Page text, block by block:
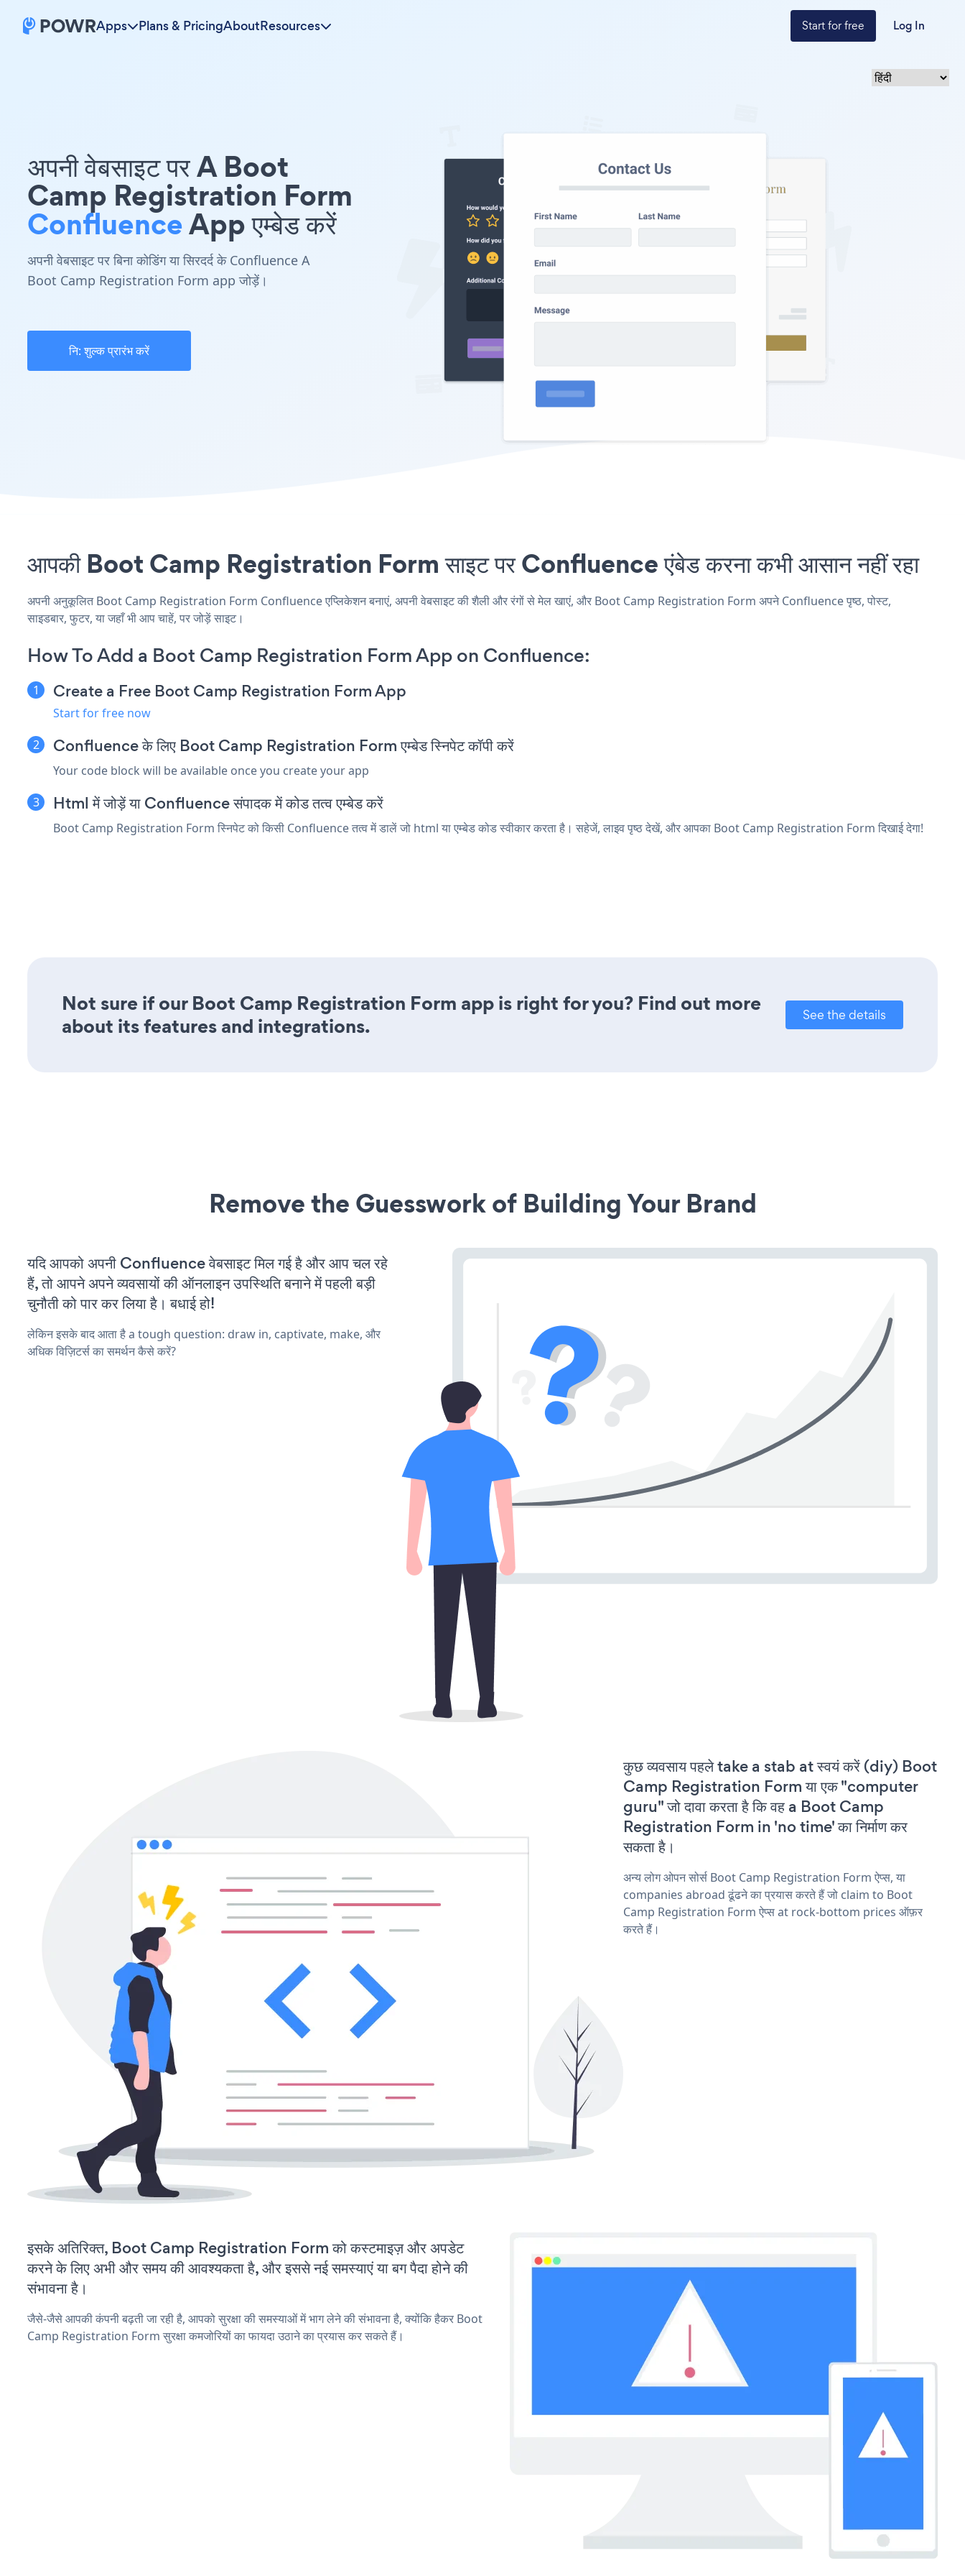
Apps Plans & PricingAboutResources Start for free Log In
अपनी वेबसाइट पर A Boot
Camp Registration Form
ConfluenceApp एम्बेड करें
अपनी वेबसाइट पर बिना कोडिंग या सिरदर्द के Confluence A
Boot Camp Registration Form app जोड़ें।
नि: शुल्क प्रारंभ करें
आपकी Boot Camp Registration Form साइट पर Confluence एंबेड करना कभी आसान नहीं रहा
अपनी अनुकूलित Boot Camp Registration Form Confluence एप्लिकेशन बनाएं, अपनी वेबसाइट की शैली और रंगों से मेल खाएं, और Boot Camp Registration Form अपने Confluence पृष्ठ, पोस्ट,
साइडबार, फुटर, या जहाँ भी आप चाहें, पर जोड़ें साइट।
How To Add a Boot Camp Registration Form App on Confluence:
Create a Free Boot Camp Registration Form App
Start for free now
Confluence के लिए Boot Camp Registration Form एम्बेड स्निपेट कॉपी करें
Your code block will be available once you create your app
Html में जोड़ें या Confluence संपादक में कोड तत्व एम्बेड करें
Boot Camp Registration Form स्निपेट को किसी Confluence तत्व में डालें जो html या एम्बेड कोड स्वीकार करता है। सहेजें, लाइव पृष्ठ देखें, और आपका Boot Camp Registration Form दिखाई देगा!
Not sure if our Boot Camp Registration Form app is right for you? Find out more
about its features and integrations.
See the details
Remove the Guesswork of Building Your Brand
यदि आपको अपनी Confluence वेबसाइट मिल गई है और आप चल रहे
हैं, तो आपने अपने व्यवसायों की ऑनलाइन उपस्थिति बनाने में पहली बड़ी
चुनौती को पार कर लिया है। बधाई हो!
लेकिन इसके बाद आता है a tough question: draw in, captivate, make, और
अधिक विज़िटर्स का समर्थन कैसे करें?
कुछ व्यवसाय पहले take a stab at स्वयं करें (diy) Boot
Camp Registration Form या एक "computer
guru" जो दावा करता है कि वह a Boot Camp
Registration Form in 'no time' का निर्माण कर
सकता है।
अन्य लोग ओपन सोर्स Boot Camp Registration Form ऐप्स, या
companies abroad ढूंढने का प्रयास करते हैं जो claim to Boot
Camp Registration Form ऐप्स at rock-bottom prices ऑफ़र
करते हैं।
इसके अतिरिक्त, Boot Camp Registration Form को कस्टमाइज़ और अपडेट
करने के लिए अभी और समय की आवश्यकता है, और इससे नई समस्याएं या बग पैदा होने की
संभावना है।
जैसे-जैसे आपकी कंपनी बढ़ती जा रही है, आपको सुरक्षा की समस्याओं में भाग लेने की संभावना है, क्योंकि हैकर Boot
Camp Registration Form सुरक्षा कमजोरियों का फायदा उठाने का प्रयास कर सकते हैं।